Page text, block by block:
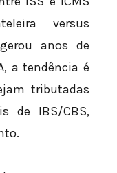
versus
anos de
a tendência é
tributadas
de IBS/CBS,